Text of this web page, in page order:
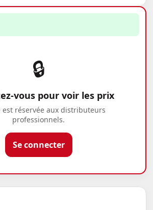
🔒
vous pour voir les prix
est réservée aux distributeurs
professionnels.
Se connecter